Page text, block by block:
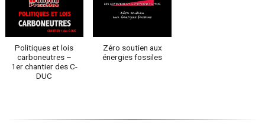
Politiques et lois
carboneutres –
1er chantier des C-
DUC
Zéro soutien aux
énergies fossiles